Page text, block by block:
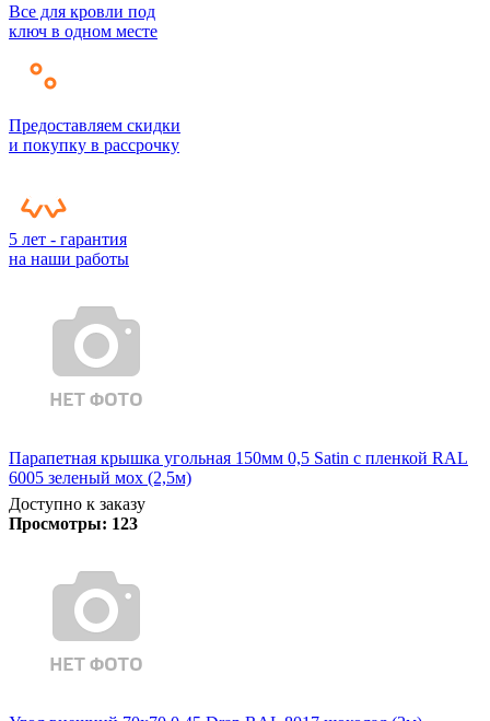
Все для кровли под
ключ в одном месте
Предоставляем скидки
и покупку в рассрочку
5 лет - гарантия
на наши работы
Парапетная крышка угольная 150мм 0,5 Satin с пленкой RAL
6005 зеленый мох (2,5м)
Доступно к заказу
Просмотры: 123